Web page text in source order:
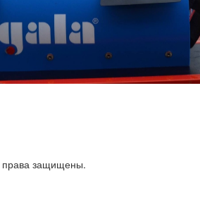
защищены.